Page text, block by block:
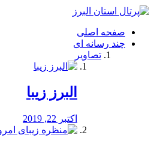
فصد
شرق
تهران
خشکشویی
صفحه اصلی
چند رسانه ای
تصاویر
البرز زیبا
اکتبر 22, 2019